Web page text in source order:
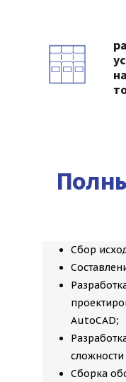
Сбор
AutoCAD;
Сборка